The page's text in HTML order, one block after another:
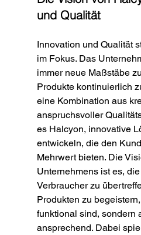
und Qualität
Innovation und Qualität
im Fokus. Das
immer neue Maßstäbe
Produkte kontinuierlich
eine Kombination aus
anspruchsvoller
es Halcyon, innovative
entwickeln, die den
Mehrwert bieten. Die
Unternehmens ist es,
Verbraucher zu
Produkten zu
funktional sind, sondern
ansprechend. Dabei